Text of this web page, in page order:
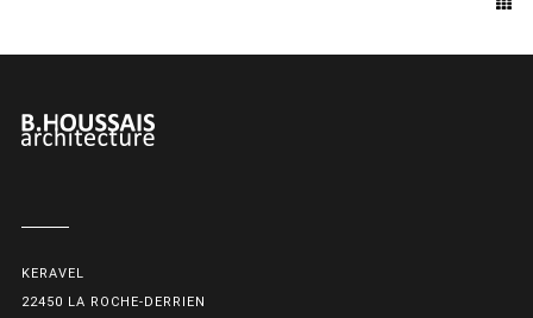
KERAVEL
22450 LA ROCHE-DERRIEN